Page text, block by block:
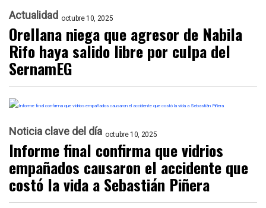
Actualidad octubre 10, 2025
Orellana niega que agresor de Nabila
Rifo haya salido libre por culpa del
SernamEG
Noticia clave del día octubre 10, 2025
Informe final confirma que vidrios
empañados causaron el accidente que
costó la vida a Sebastián Piñera